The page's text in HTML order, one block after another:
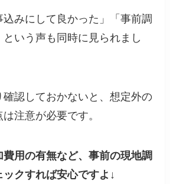
みにして良かった」「事前調
いう声も同時に見られまし
確認しておかないと、想定外の
注意が必要です。
用の有無など、事前の現地調
クすれば安心ですよ↓